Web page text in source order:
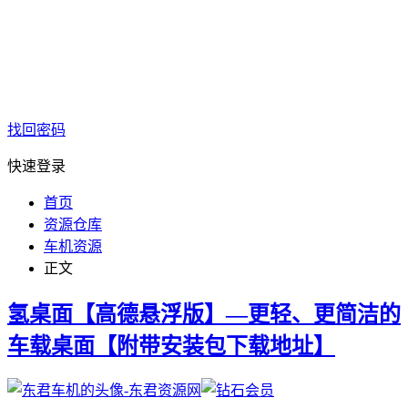
找回密码
快速登录
首页
资源仓库
车机资源
正文
氢桌面【高德悬浮版】—更轻、更简洁的
车载桌面【附带安装包下载地址】